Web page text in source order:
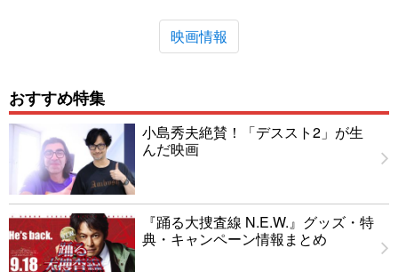
映画情報
おすすめ特集
小島秀夫絶賛！「デススト2」が生
んだ映画
『踊る大捜査線 N.E.W.』グッズ・特
典・キャンペーン情報まとめ